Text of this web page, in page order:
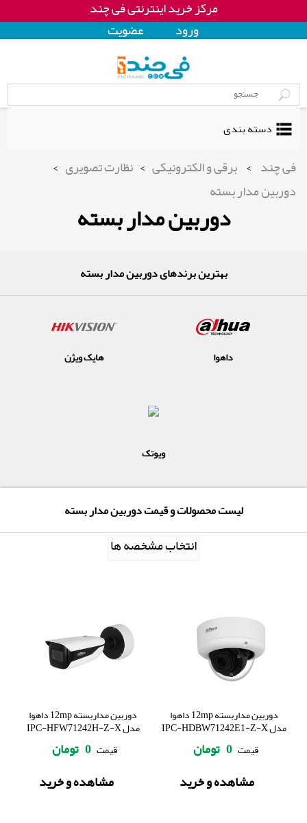
مرکز خرید اینترنتی فی چند
ورود
عضويت
دسته بندی
فی چند > برقی و الکترونیکی > نظارت تصویری >
دوربین مدار بسته
دوربین مدار بسته
بهترین برندهای دوربین مدار بسته
داهوا هایک ویژن
ویوتک
لیست محصولات و قیمت دوربین مدار بسته
انتخاب مشخصه ها
دوربین مداربسته 12mp داهوا
مدل IPC-HDBW71242E1-Z-X
قیمت 0 تومان
مشاهده و خرید
دوربین مداربسته 12mp داهوا
مدل IPC-HFW71242H-Z-X
قیمت 0 تومان
مشاهده و خرید